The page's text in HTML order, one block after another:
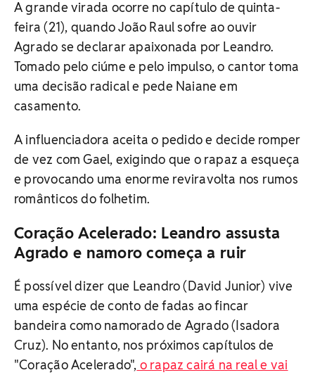
A grande virada ocorre no capítulo de quinta-
feira (21), quando João Raul sofre ao ouvir
Agrado se declarar apaixonada por Leandro.
Tomado pelo ciúme e pelo impulso, o cantor toma
uma decisão radical e pede Naiane em
casamento.
A influenciadora aceita o pedido e decide romper
de vez com Gael, exigindo que o rapaz a esqueça
e provocando uma enorme reviravolta nos rumos
românticos do folhetim.
Coração Acelerado: Leandro assusta
Agrado e namoro começa a ruir
É possível dizer que Leandro (David Junior) vive
uma espécie de conto de fadas ao fincar
bandeira como namorado de Agrado (Isadora
Cruz). No entanto, nos próximos capítulos de
"Coração Acelerado", o rapaz cairá na real e vai